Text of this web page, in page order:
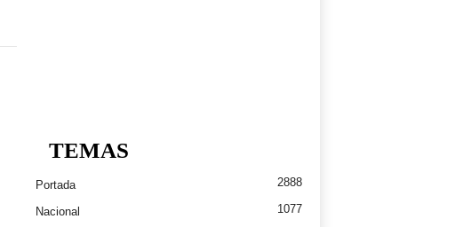
TEMAS
Portada 2888
Nacional 1077